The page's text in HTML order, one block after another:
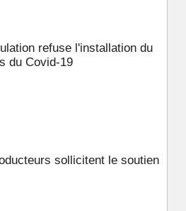
refuse l'installation du
du Covid-19
sollicitent le soutien